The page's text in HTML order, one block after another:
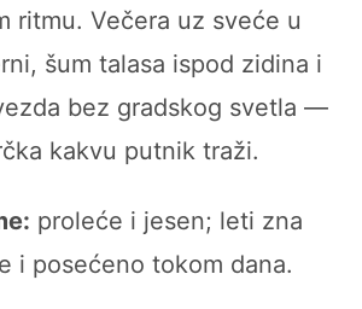
ritmu. Večera uz sveće u
šum talasa ispod zidina i
bez gradskog svetla —
kakvu putnik traži.
proleće i jesen; leti zna
i posećeno tokom dana.